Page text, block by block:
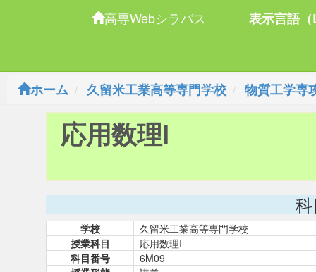
高専Webシラバス 表示言語
ホーム 久留米工業高等専門学校 物質工学専
応用数理I
学校
久留米工業高等専門学校
授業科目
応用数理I
科目番号
6M09